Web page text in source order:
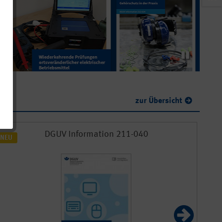
zur Übersicht
NEU DGUV Information 211-040